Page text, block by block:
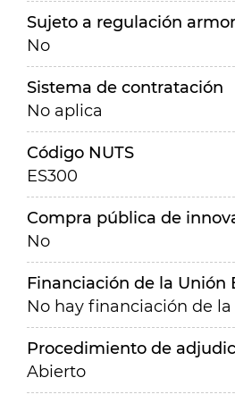
Sujeto a regulación
No
Sistema de contratación
No aplica
Código NUTS
ES300
Compra pública de
No
Financiación de la Unión
No hay financiación de
Procedimiento de
Abierto